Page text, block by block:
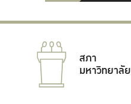
สภา
มหาวิทยาลัย